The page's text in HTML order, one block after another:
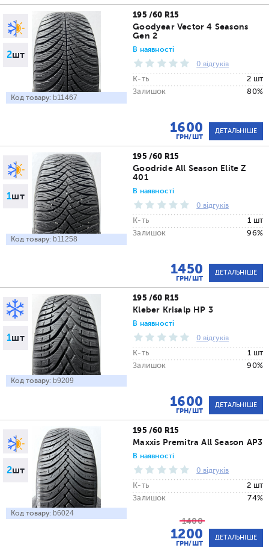
2шт
Код товару: b11467
195 /60 R15
Goodyear Vector 4 Seasons
Gen 2
В наявності
0 відгуків
К-ть
2 шт
Залишок
80%
1600
ГРН/ШТ
ДЕТАЛЬНІШЕ
1шт
Код товару: b11258
195 /60 R15
Goodride All Season Elite Z
401
В наявності
0 відгуків
К-ть
1 шт
Залишок
96%
1450
ГРН/ШТ
ДЕТАЛЬНІШЕ
1шт
Код товару: b9209
195 /60 R15
Kleber Krisalp HP 3
В наявності
0 відгуків
К-ть
1 шт
Залишок
90%
1600
ГРН/ШТ
ДЕТАЛЬНІШЕ
2шт
Код товару: b6024
195 /60 R15
Maxxis Premitra All Season AP3
В наявності
0 відгуків
К-ть
2 шт
Залишок
74%
1400
1200
ГРН/ШТ
ДЕТАЛЬНІШЕ